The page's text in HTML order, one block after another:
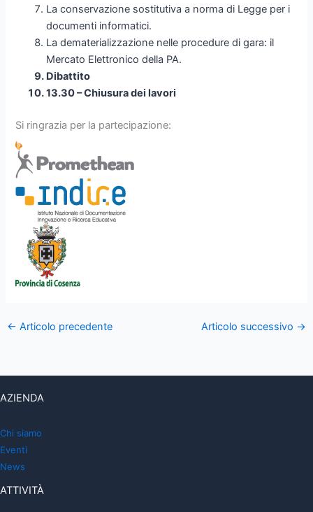
La conservazione sostitutiva a norma di Legge per i
documenti informatici.
La dematerializzazione nelle procedure di gara: il
Mercato Elettronico della PA.
Dibattito
13.30 – Chiusura dei lavori
Si ringrazia per la partecipazione:
← Articolo precedente Articolo successivo →
AZIENDA
Chi siamo
Eventi
News
ATTIVITÀ